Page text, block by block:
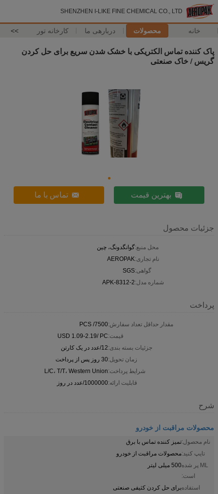
SHENZHEN I-LIKE FINE CHEMICAL CO., LTD
خانه محصولات دربارهی ما کارخانه تور >>
پاک کننده تماس الکتریکی با خشک شدن سریع برای حل کردن
گریس / خاک صنعتی
بهترین قیمت تماس با ما
جزئیات محصول
محل منبع:گوانگدونگ، چین
نام تجاری:AEROPAK
گواهی:SGS
شماره مدل:APK-8312-2
پرداخت
مقدار حداقل تعداد سفارش:7500/ PCS
قیمت:USD 1.09-2.19/ PC
جزئیات بسته بندی:12/عدد در یک کارتن
زمان تحویل:30 روز پس از پرداخت
شرایط پرداخت:L/C، T/T، Western Union
قابلیت ارائه:1000000/عدد در روز
شرح
محصولات مراقبت از خودرو
نام محصول:تمیز کننده تماس با برق
تایپ کنید:محصولات مراقبت از خودرو
ML پر شده
است:
500 میلی لیتر
استفادهبرای حل کردن کثیفی صنعتی